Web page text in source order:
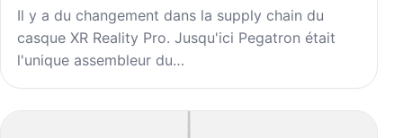
Il y a du changement dans la supply chain du
casque XR Reality Pro. Jusqu'ici Pegatron était
l'unique assembleur du…